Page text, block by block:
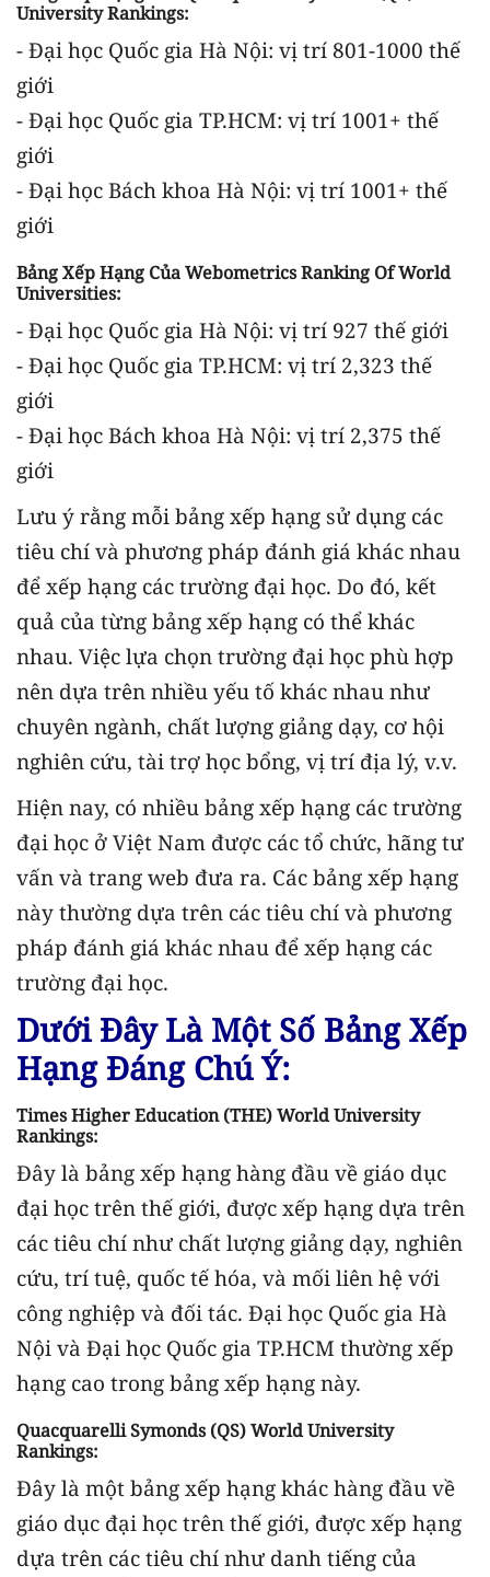
University Rankings:
- Đại học Quốc gia Hà Nội: vị trí 801-1000 thế
giới
- Đại học Quốc gia TP.HCM: vị trí 1001+ thế
giới
- Đại học Bách khoa Hà Nội: vị trí 1001+ thế
giới
Bảng Xếp Hạng Của Webometrics Ranking Of World
Universities:
- Đại học Quốc gia Hà Nội: vị trí 927 thế giới
- Đại học Quốc gia TP.HCM: vị trí 2,323 thế
giới
- Đại học Bách khoa Hà Nội: vị trí 2,375 thế
giới
Lưu ý rằng mỗi bảng xếp hạng sử dụng các
tiêu chí và phương pháp đánh giá khác nhau
để xếp hạng các trường đại học. Do đó, kết
quả của từng bảng xếp hạng có thể khác
nhau. Việc lựa chọn trường đại học phù hợp
nên dựa trên nhiều yếu tố khác nhau như
chuyên ngành, chất lượng giảng dạy, cơ hội
nghiên cứu, tài trợ học bổng, vị trí địa lý, v.v.
Hiện nay, có nhiều bảng xếp hạng các trường
đại học ở Việt Nam được các tổ chức, hãng tư
vấn và trang web đưa ra. Các bảng xếp hạng
này thường dựa trên các tiêu chí và phương
pháp đánh giá khác nhau để xếp hạng các
trường đại học.
Dưới Đây Là Một Số Bảng Xếp
Hạng Đáng Chú Ý:
Times Higher Education (THE) World University
Rankings:
Đây là bảng xếp hạng hàng đầu về giáo dục
đại học trên thế giới, được xếp hạng dựa trên
các tiêu chí như chất lượng giảng dạy, nghiên
cứu, trí tuệ, quốc tế hóa, và mối liên hệ với
công nghiệp và đối tác. Đại học Quốc gia Hà
Nội và Đại học Quốc gia TP.HCM thường xếp
hạng cao trong bảng xếp hạng này.
Quacquarelli Symonds (QS) World University
Rankings:
Đây là một bảng xếp hạng khác hàng đầu về
giáo dục đại học trên thế giới, được xếp hạng
dựa trên các tiêu chí như danh tiếng của